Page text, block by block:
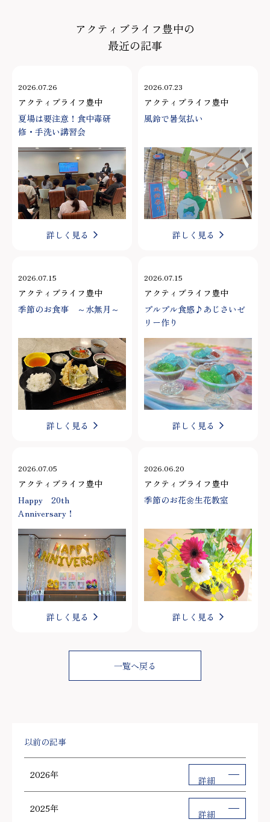
アクティブライフ豊中の
最近の記事
2026.07.26
アクティブライフ豊中
夏場は要注意！食中毒研
修・手洗い講習会
詳しく見る
2026.07.23
アクティブライフ豊中
風鈴で暑気払い
詳しく見る
2026.07.15
アクティブライフ豊中
季節のお食事 ～水無月～
詳しく見る
2026.07.15
アクティブライフ豊中
プルプル食感♪あじさいゼ
リー作り
詳しく見る
2026.07.05
アクティブライフ豊中
Happy 20th
Anniversary！
詳しく見る
2026.06.20
アクティブライフ豊中
季節のお花🌼生花教室
詳しく見る
一覧へ戻る
以前の記事
2026年 詳細
2025年 詳細